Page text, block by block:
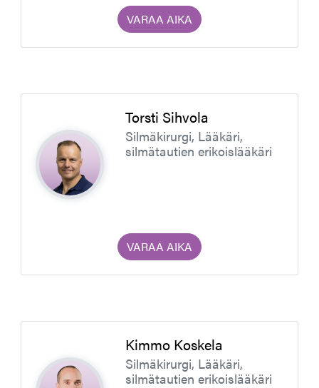
VARAA AIKA
Torsti Sihvola
Silmäkirurgi, Lääkäri,
silmätautien erikoislääkäri
VARAA AIKA
Kimmo Koskela
Silmäkirurgi, Lääkäri,
silmätautien erikoislääkäri